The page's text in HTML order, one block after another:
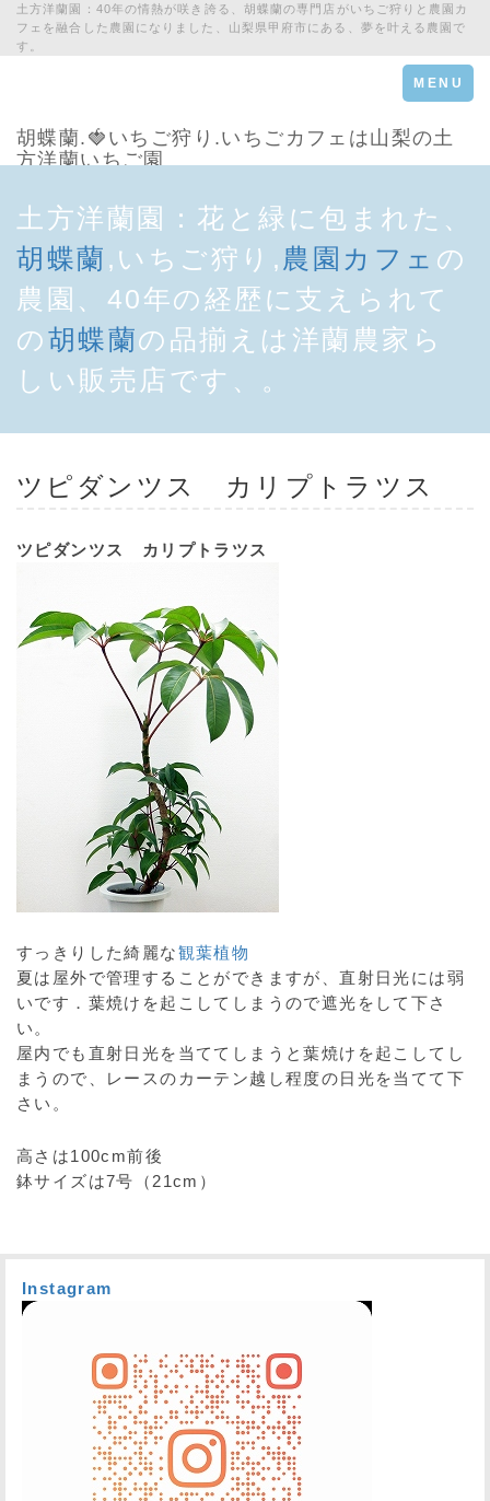
土方洋蘭園：40年の情熱が咲き誇る、胡蝶蘭の専門店がいちご狩りと農園カ
フェを融合した農園になりました、山梨県甲府市にある、夢を叶える農園で
す。
Toggle
navigation
MENU
胡蝶蘭.🍓いちご狩り.いちごカフェは山梨の土
方洋蘭いちご園
土方洋蘭園：花と緑に包まれた、
胡蝶蘭 ,いちご狩り, 農園カフェ の
農園、40年の経歴に支えられて
の胡蝶蘭の品揃えは洋蘭農家ら
しい販売店です、。
ツピダンツス カリプトラツス
ツピダンツス カリプトラツス
すっきりした綺麗な観葉植物
夏は屋外で管理することができますが、直射日光には弱
いです．葉焼けを起こしてしまうので遮光をして下さ
い。
屋内でも直射日光を当ててしまうと葉焼けを起こしてし
まうので、レースのカーテン越し程度の日光を当てて下
さい。
高さは100cm前後
鉢サイズは7号（21cm）
Instagram